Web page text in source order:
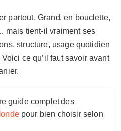
stratifie, bois certifie FSC
chine (gris perle), vert kaki
(modules a emboiter, pieds
Beautiful, bois FSC
partout. Grand, en bouclette,
mais tient-il vraiment ses
structure, usage quotidien
ce qu’il faut savoir avant
guide complet des
pour bien choisir selon